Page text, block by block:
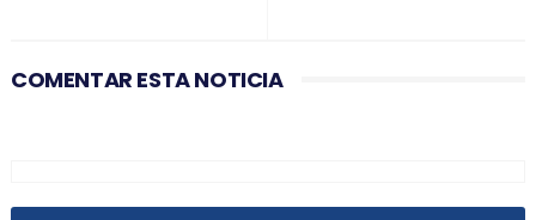
COMENTAR ESTA NOTICIA